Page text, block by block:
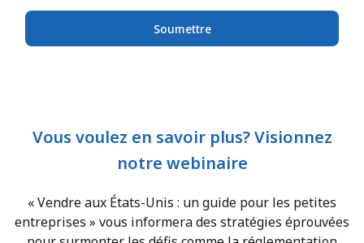
Soumettre
Vous voulez en savoir plus? Visionnez
notre webinaire
« Vendre aux États-Unis : un guide pour les petites
entreprises » vous informera des stratégies éprouvées